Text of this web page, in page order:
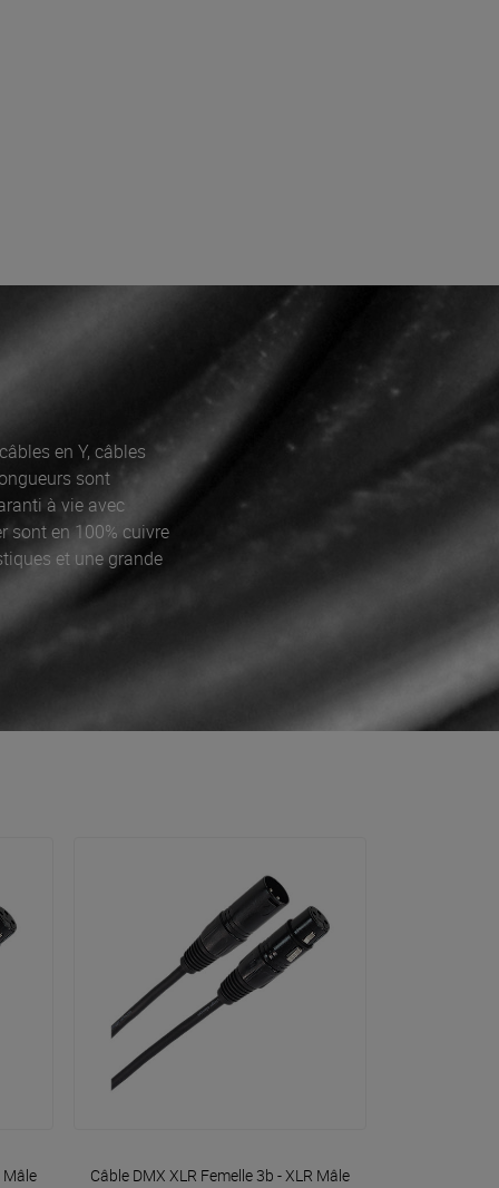
en Y, câbles
sont
à vie avec
sont en 100% cuivre
et une grande
Mâle 3b 1m50 EasyPlugger
VOIR EN DÉTAIL
Câble DMX XLR Femelle 3b - XLR Mâle 3b 10m Easy